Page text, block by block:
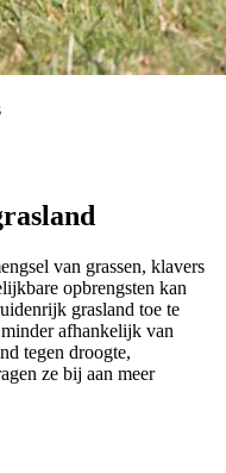
van grassen, klavers
opbrengsten kan
grasland toe te
afhankelijk van
tegen droogte,
ze bij aan meer